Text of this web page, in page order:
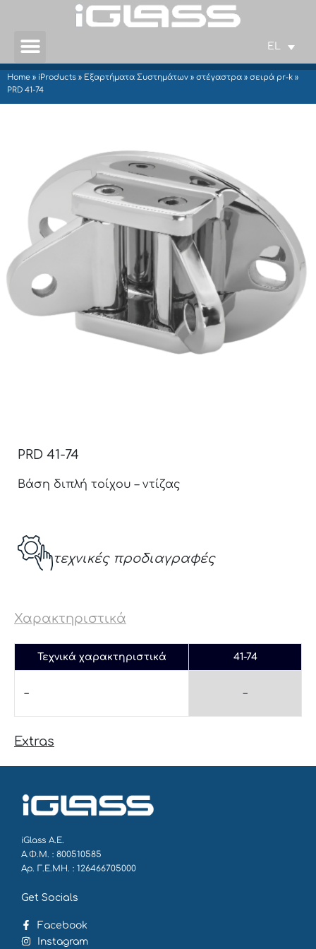
EL
Home » iProducts » Εξαρτήματα Συστημάτων » στέγαστρα » σειρά pr-k »
PRD 41-74
PRD 41-74
Βάση διπλή τοίχου – ντίζας
τεχνικές προδιαγραφές
Χαρακτηριστικά
Τεχνικά χαρακτηριστικά 41-74
– –
Extras
iGlass Α.Ε.
Α.Φ.Μ. : 800510585
Αρ. Γ.Ε.ΜΗ. : 126466705000
Get Socials
Facebook
Instagram